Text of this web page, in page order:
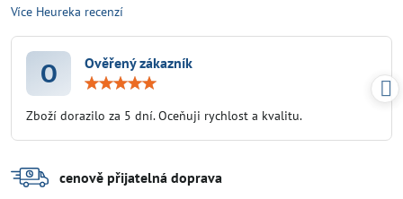
Více Heureka recenzí
O Ověřený zákazník
5
Zboží dorazilo za 5 dní. Oceňuji rychlost a kvalitu.
cenově přijatelná doprava